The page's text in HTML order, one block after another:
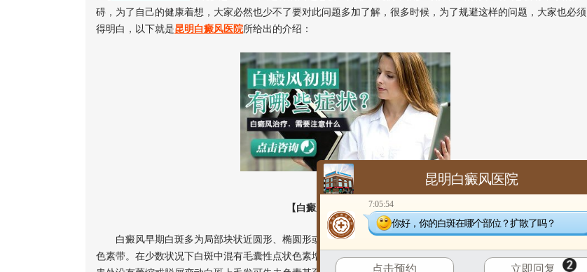
碍，为了自己的健康着想，大家必然也少不了要对此问题多加了解，很多时候，为了规避这样的问题，大家也必须
得明白，以下就是昆明白癜风医院所给出的介绍：
【白癜风的初期症状表现】
白癜风早期白斑多为局部块状近圆形、椭圆形或不规定形也有起病时为点状减色斑境界多显然；有的边缘绕以
色素带。在少数状况下白斑中混有毛囊性点状色素增殖后者可添加、扩展并彼此交融成岛屿状白斑处除色素脱失外
昆明白癜风医院
7:05:54
你好，你的白斑在哪个部位？扩散了吗？
点击预约 立即回复